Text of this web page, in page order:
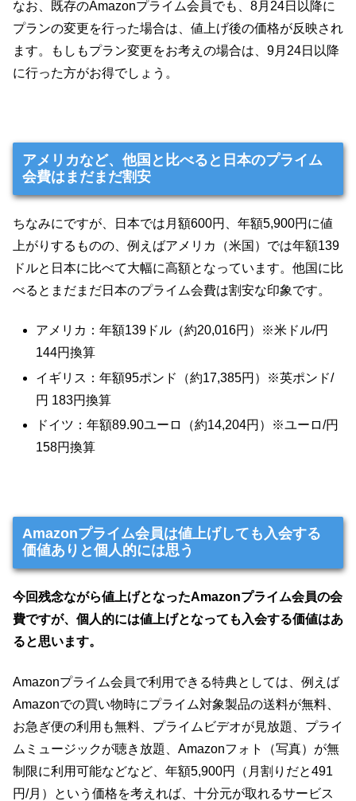
なお、既存のAmazonプライム会員でも、8月24日以降に
プランの変更を行った場合は、値上げ後の価格が反映され
ます。もしもプラン変更をお考えの場合は、9月24日以降
に行った方がお得でしょう。
アメリカなど、他国と比べると日本のプライム
会費はまだまだ割安
ちなみにですが、日本では月額600円、年額5,900円に値
上がりするものの、例えばアメリカ（米国）では年額139
ドルと日本に比べて大幅に高額となっています。他国に比
べるとまだまだ日本のプライム会費は割安な印象です。
アメリカ：年額139ドル（約20,016円）※米ドル/円
144円換算
イギリス：年額95ポンド（約17,385円）※英ポンド/
円 183円換算
ドイツ：年額89.90ユーロ（約14,204円）※ユーロ/円
158円換算
Amazonプライム会員は値上げしても入会する
価値ありと個人的には思う
今回残念ながら値上げとなったAmazonプライム会員の会
費ですが、個人的には値上げとなっても入会する価値はあ
ると思います。
Amazonプライム会員で利用できる特典としては、例えば
Amazonでの買い物時にプライム対象製品の送料が無料、
お急ぎ便の利用も無料、プライムビデオが見放題、プライ
ムミュージックが聴き放題、Amazonフォト（写真）が無
制限に利用可能などなど、年額5,900円（月割りだと491
円/月）という価格を考えれば、十分元が取れるサービス